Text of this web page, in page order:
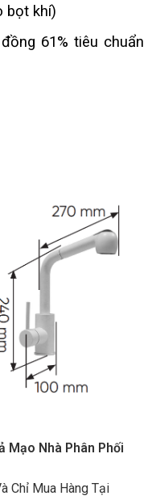
bọt khí)
61% tiêu chuẩn
Mạo Nhà Phân Phối
Chỉ Mua Hàng Tại